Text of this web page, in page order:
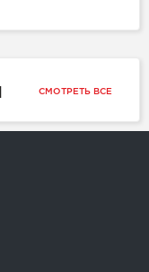
СМОТРЕТЬ ВСЕ